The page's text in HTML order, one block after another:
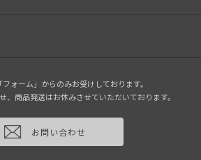
ォーム」からのみお受けしております。
商品発送はお休みさせていただいております。
お問い合わせ